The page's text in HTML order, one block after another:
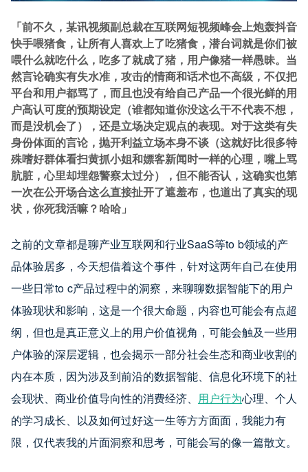
「前不久，某讯视频副总裁在互联网短视频峰会上炮轰抖音
快手喂猪食，让所有人喜欢上了吃猪食，潜台词就是你们被
喂什么就吃什么，吃多了就成了猪，用户像猪一样愚昧。当
然言论确实有失水准，攻击的情商和话术也不高级，不仅把
平台和用户都骂了，而且也没有给自己产品一个很光鲜的用
户高认可度的预期设定（谁都知道你没这么干不代表不想，
而是没机会了），还是立场决定观点的表现。对于这类有失
身份体面的言论，抛开利益立场本身不谈（这就好比很多特
殊嗜好群体看扫黄抓小姐和嫖客新闻时一样的心理，嘴上骂
肮脏，心里却埋怨警察太过分），但不能否认，这确实也第
一次在公开场合这么直接扯开了遮羞布，也道出了真实的现
状，你死我活嘛？哈哈」
之前的文章都是聊产业互联网和行业SaaS等to b领域的产
品体验居多，今天想借着这个事件，针对这两年自己在使用
一些日常to c产品过程中的洞察，来聊聊数据智能下的用户
体验现状和影响，这是一个很大命题，内容也可能会有点超
纲，但也是真正意义上的用户价值视角，可能会触及一些用
户体验的深层逻辑，也会揭示一部分社会生态和商业收割的
内在本质，因为涉及到前沿的数据智能、信息化环境下的社
会现状、商业价值导向性的消费经济、 用户行为心理、个人
的学习成长、以及如何过好这一生等方方面面，我能力有
限，仅代表我的片面洞察和思考，可能会写的像一篇散文。